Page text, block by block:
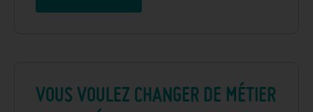
VOUS VOULEZ CHANGER DE MÉTIER